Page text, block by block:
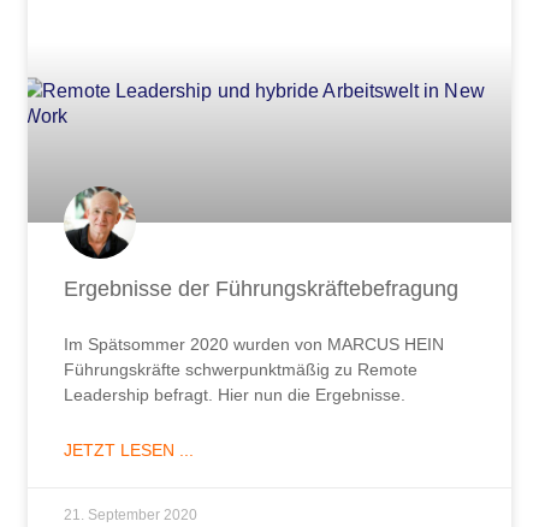
Ergebnisse der Führungskräftebefragung
Im Spätsommer 2020 wurden von MARCUS HEIN
Führungskräfte schwerpunktmäßig zu Remote
Leadership befragt. Hier nun die Ergebnisse.
JETZT LESEN ...
21. September 2020